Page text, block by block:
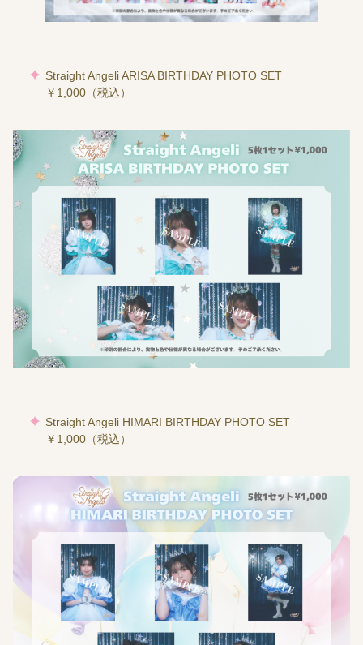
Straight Angeli ARISA BIRTHDAY PHOTO SET
￥1,000（税込）
Straight Angeli HIMARI BIRTHDAY PHOTO SET
￥1,000（税込）